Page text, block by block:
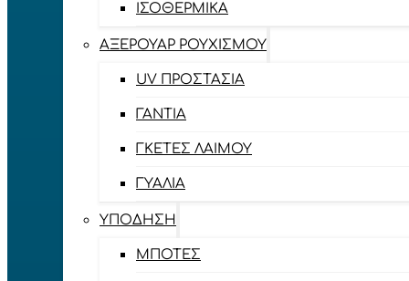
ΙΣΟΘΕΡΜΙΚΆ
ΑΞΕΡΟΥΆΡ ΡΟΥΧΙΣΜΟΎ
UV ΠΡΟΣΤΑΣΊΑ
ΓΆΝΤΙΑ
ΓΚΈΤΕΣ ΛΑΊΜΟΥ
ΓΥΑΛΙΆ
ΥΠΌΔΗΣΗ
ΜΠΌΤΕΣ